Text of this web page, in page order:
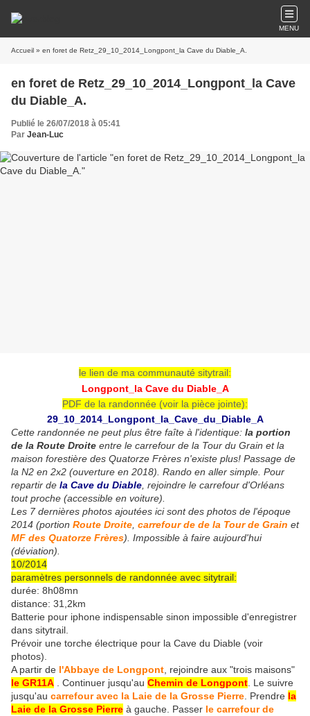
MENU
Accueil » en foret de Retz_29_10_2014_Longpont_la Cave du Diable_A.
en foret de Retz_29_10_2014_Longpont_la Cave
du Diable_A.
Publié le 26/07/2018 à 05:41
Par Jean-Luc
le lien de ma communauté sitytrail:
Longpont_la Cave du Diable_A
PDF de la randonnée (voir la pièce jointe):
29_10_2014_Longpont_la_Cave_du_Diable_A
Cette randonnée ne peut plus être faîte à l'identique: la portion
de la Route Droite entre le carrefour de la Tour du Grain et la
maison forestière des Quatorze Frères n'existe plus! Passage de
la N2 en 2x2 (ouverture en 2018). Rando en aller simple. Pour
repartir de la Cave du Diable , rejoindre le carrefour d'Orléans
tout proche (accessible en voiture).
Les 7 dernières photos ajoutées ici sont des photos de l'époque
2014 (portion Route Droite carrefour de de la Tour de Grain et
MF des Quatorze Frères). Impossible à faire aujourd'hui
(déviation).
10/2014
paramètres personnels de randonnée avec sitytrail:
durée: 8h08mn
distance: 31,2km
Batterie pour iphone indispensable sinon impossible d'enregistrer
dans sitytrail.
Prévoir une torche électrique pour la Cave du Diable (voir
photos).
A partir de l'Abbaye de Longpont , rejoindre aux "trois maisons"
le GR11A . Continuer jusqu'au Chemin de Longpont . Le suivre
jusqu'au carrefour avec la Laie de la Grosse Pierre . Prendre la
Laie de la Grosse Pierre à gauche. Passer le carrefour de